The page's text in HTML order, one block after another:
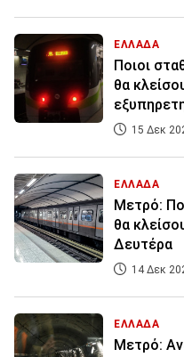
ΕΛΛΑΔΑ
Ποιοι
θα
15 Δεκ
ΕΛΛΑΔΑ
Μετρό:
θα
Δευτέρα
14 Δεκ
ΕΛΛΑΔΑ
Μετρό: